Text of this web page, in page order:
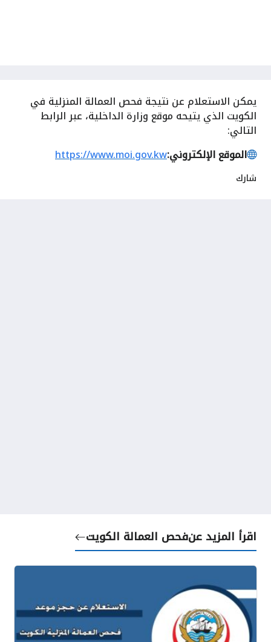
يمكن الاستعلام عن نتيجة فحص العمالة المنزلية في
الكويت الذي يتيحه موقع وزارة الداخلية، عبر الرابط
التالي:
الموقع الإلكتروني:https://www.moi.gov.kw
شارك
اقرأ المزيد عنفحص العمالة الكويت